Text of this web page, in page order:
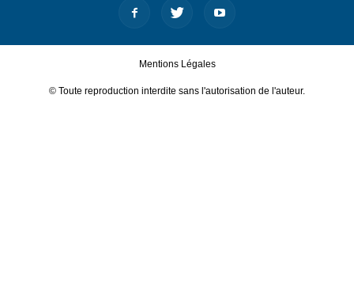
Mentions Légales
© Toute reproduction interdite sans l'autorisation de l'auteur.